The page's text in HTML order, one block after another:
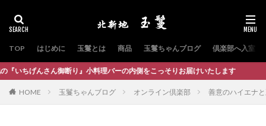
TOP はじめに 玉鬘とは 商品 玉鬘ちゃんブログ 倶楽部へ入室
断り』小料理バーの内側をこっそりお届けいたします
HOME 玉鬘ちゃんブログ オンライン倶楽部 善意のハイエナ